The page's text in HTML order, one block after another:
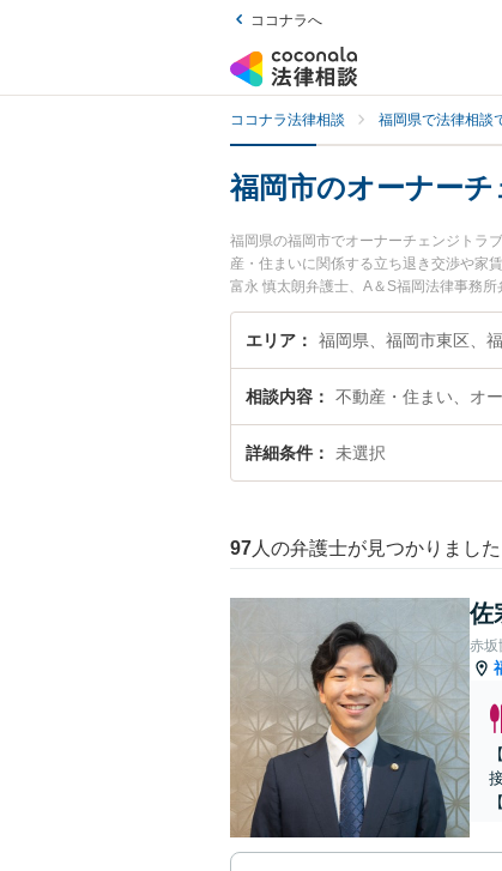
ココナラへ
ココナラ法律相談 福岡県で法律相談
福岡市のオーナー
福岡県の福岡市でオーナーチェンジトラ
産・住まいに関係する立ち退き交渉や家
富永 慎太朗弁護士、A＆S福岡法律事務
ーチェンジトラブルのトラブルを今すぐ
チェンジトラブルを法律相談できる福
エリア 福岡県、福岡市東区、
相談内容 不動産・住まい、オ
詳細条件 未選択
97 人の弁護士が見つかりました
佐
赤坂